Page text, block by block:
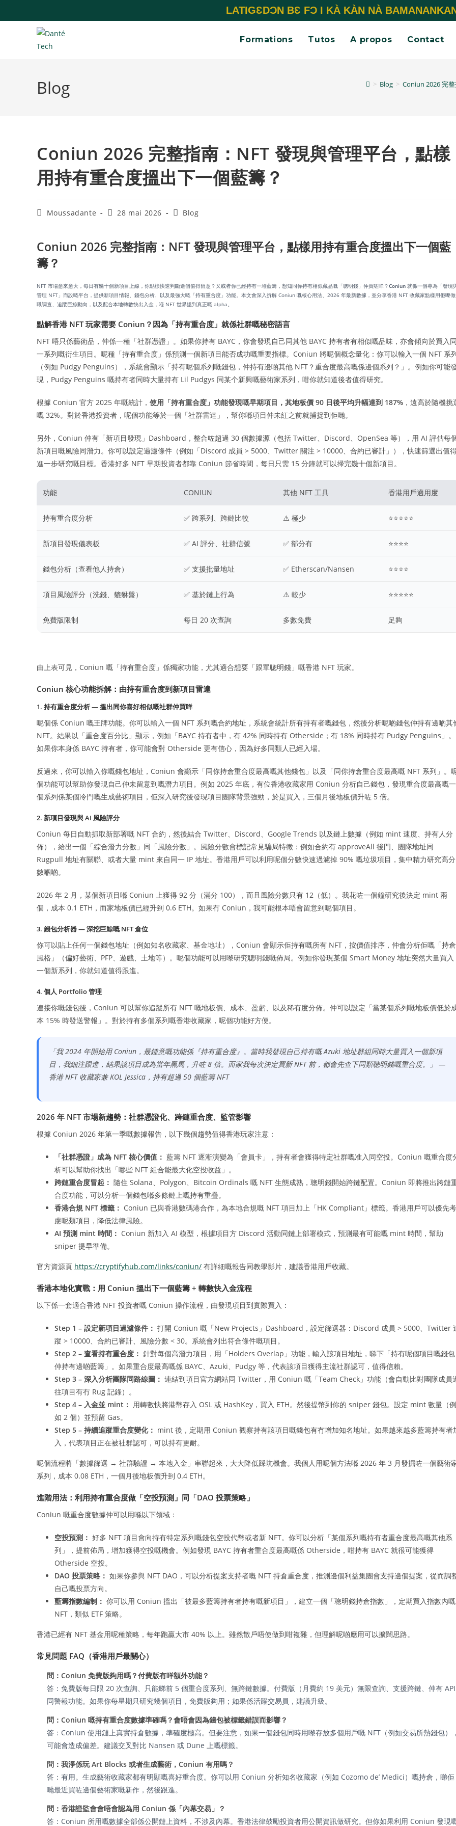
LATIGƐDƆN BƐ FƆ I KÀ KÀN NÀ
Formations Tutos A propos Contact
Blog > Blog > Coniun 2026 完
Coniun 2026 完整指南：NFT 發現與管理平台，點樣
用持有重合度搵出下一個藍籌？
Moussadante 28 mai 2026 Blog
Coniun 2026 完整指南：NFT 發現與管理平台，點樣用持有重合度搵出下一個藍
籌？
NFT 市場愈來愈大，每日有幾十個新項目上線，你點樣快速判斷邊個值得留意？又或者你已經持有一堆藍籌，想知同你持有相似藏品嘅「聰明錢」仲買咗咩？Coniun 就係一個專為「發現
管理 NFT」而設嘅平台，提供新項目情報、錢包分析、以及最強大嘅「持有重合度」功能。本文會深入拆解 Coniun 嘅核心用法、2026 年最新數據，並分享香港 NFT 收藏家點樣用佢嚟
職調查、追蹤巨鯨動向，以及配合本地轉數快出入金，喺 NFT 世界搵到真正嘅 alpha。
點解香港 NFT 玩家需要 Coniun？因為「持有重合度」就係社群嘅秘密語言
NFT 唔只係藝術品，仲係一種「社群憑證」。如果你持有 BAYC，你會發現自己同其他 BAYC 持有者有相似嘅品味，亦會傾向於買入
一系列嘅衍生項目。呢種「持有重合度」係預測一個新項目能否成功嘅重要指標。Coniun 將呢個概念量化：你可以輸入一個 NFT 系
（例如 Pudgy Penguins），系統會顯示「持有呢個系列嘅錢包，仲持有邊啲其他 NFT？重合度最高嘅係邊個系列？」。例如你可能
現，Pudgy Penguins 嘅持有者同時大量持有 Lil Pudgys 同某个新興嘅藝術家系列，咁你就知道後者值得研究。
根據 Coniun 官方 2025 年嘅統計， 使用「持有重合度」功能發現嘅早期項目，其地板價 90 日後平均升幅達到 187% ，遠高於隨機挑
嘅 32%。對於香港投資者，呢個功能等於一個「社群雷達」，幫你喺項目仲未紅之前就捕捉到佢哋。
另外，Coniun 仲有「新項目發現」Dashboard，整合咗超過 30 個數據源（包括 Twitter、Discord、OpenSea 等），用 AI 評估每
新項目嘅風險同潛力。你可以設定過濾條件（例如「Discord 成員 > 5000、Twitter 關注 > 10000、合約已審計」），快速篩選出值
進一步研究嘅目標。香港好多 NFT 早期投資者都靠 Coniun 節省時間，每日只需 15 分鐘就可以掃完幾十個新項目。
功能 CONIUN 其他 NFT 工具 香港用戶適用度
持有重合度分析 ✅ 跨系列、跨鏈比較 ⚠️ 極少 ⭐⭐⭐⭐⭐
新項目發現儀表板 ✅ AI 評分、社群信號 ✅ 部分有 ⭐⭐⭐⭐
錢包分析（查看他人持倉） ✅ 支援批量地址 ✅ Etherscan/Nansen ⭐⭐⭐⭐
項目風險評分（洗錢、貔貅盤） ✅ 基於鏈上行為 ⚠️ 較少 ⭐⭐⭐⭐⭐
免費版限制 每日 20 次查詢 多數免費 足夠
由上表可見，Coniun 嘅「持有重合度」係獨家功能，尤其適合想要「跟單聰明錢」嘅香港 NFT 玩家。
Coniun 核心功能拆解：由持有重合度到新項目雷達
1. 持有重合度分析 — 搵出同你喜好相似嘅社群仲買咩
呢個係 Coniun 嘅王牌功能。你可以輸入一個 NFT 系列嘅合約地址，系統會統計所有持有者嘅錢包，然後分析呢啲錢包仲持有邊啲其
NFT。結果以「重合度百分比」顯示，例如「BAYC 持有者中，有 42% 同時持有 Otherside；有 18% 同時持有 Pudgy Penguins」。
如果你本身係 BAYC 持有者，你可能會對 Otherside 更有信心，因為好多同類人已經入場。
反過來，你可以輸入你嘅錢包地址，Coniun 會顯示「同你持倉重合度最高嘅其他錢包」以及「同你持倉重合度最高嘅 NFT 系列」。
個功能可以幫助你發現自己仲未留意到嘅潛力項目。例如 2025 年底，有位香港收藏家用 Coniun 分析自己錢包，發現重合度最高嘅一
個系列係某個冷門嘅生成藝術項目，佢深入研究後發現項目團隊背景強勁，於是買入，三個月後地板價升咗 5 倍。
2. 新項目發現與 AI 風險評分
Coniun 每日自動抓取新部署嘅 NFT 合約，然後結合 Twitter、Discord、Google Trends 以及鏈上數據（例如 mint 速度、持有人分
佈），給出一個「綜合潛力分數」同「風險分數」。風險分數會標記常見騙局特徵：例如合約有 approveAll 後門、團隊地址同
Rugpull 地址有關聯、或者大量 mint 來自同一 IP 地址。香港用戶可以利用呢個分數快速過濾掉 90% 嘅垃圾項目，集中精力研究高分
數嗰啲。
2026 年 2 月，某個新項目喺 Coniun 上獲得 92 分（滿分 100），而且風險分數只有 12（低）。我花咗一個鐘研究後決定 mint 兩
個，成本 0.1 ETH，而家地板價已經升到 0.6 ETH。如果冇 Coniun，我可能根本唔會留意到呢個項目。
3. 錢包分析器 — 深挖巨鯨嘅 NFT 倉位
你可以貼上任何一個錢包地址（例如知名收藏家、基金地址），Coniun 會顯示佢持有嘅所有 NFT，按價值排序，仲會分析佢嘅「持倉
風格」（偏好藝術、PFP、遊戲、土地等）。呢個功能可以用嚟研究聰明錢嘅佈局。例如你發現某個 Smart Money 地址突然大量買入
一個新系列，你就知道值得跟進。
4. 個人 Portfolio 管理
連接你嘅錢包後，Coniun 可以幫你追蹤所有 NFT 嘅地板價、成本、盈虧、以及稀有度分佈。仲可以設定「當某個系列嘅地板價低於
本 15% 時發送警報」。對於持有多個系列嘅香港收藏家，呢個功能好方便。
「我 2024 年開始用 Coniun，最鍾意嘅功能係『持有重合度』。當時我發現自己持有嘅 Azuki 地址群組同時大量買入一個新項
目，我細注跟進，結果該項目成為當年黑馬，升咗 8 倍。而家我每次決定買新 NFT 前，都會先查下同類聰明錢嘅重合度。」 —
香港 NFT 收藏家兼 KOL Jessica，持有超過 50 個藍籌 NFT
2026 年 NFT 市場新趨勢：社群憑證化、跨鏈重合度、監管影響
根據 Coniun 2026 年第一季嘅數據報告，以下幾個趨勢值得香港玩家注意：
「社群憑證」成為 NFT 核心價值： 藍籌 NFT 逐漸演變為「會員卡」，持有者會獲得特定社群嘅准入同空投。Coniun 嘅重合度
析可以幫助你找出「哪些 NFT 組合能最大化空投收益」。
跨鏈重合度冒起： 隨住 Solana、Polygon、Bitcoin Ordinals 嘅 NFT 生態成熟，聰明錢開始跨鏈配置。Coniun 即將推出跨鏈
合度功能，可以分析一個錢包喺多條鏈上嘅持有重疊。
香港合規 NFT 標籤： Coniun 已與香港數碼港合作，為本地合規嘅 NFT 項目加上「HK Compliant」標籤。香港用戶可以優先考
慮呢類項目，降低法律風險。
AI 預測 mint 時間： Coniun 新加入 AI 模型，根據項目方 Discord 活動同鏈上部署模式，預測最有可能嘅 mint 時間，幫助
sniper 提早準備。
官方資源頁 https://cryptifyhub.com/links/coniun/ 有詳細嘅報告同教學影片，建議香港用戶收藏。
香港本地化實戰：用 Coniun 搵出下一個藍籌 + 轉數快入金流程
以下係一套適合香港 NFT 投資者嘅 Coniun 操作流程，由發現項目到實際買入：
Step 1 – 設定新項目過濾條件： 打開 Coniun 嘅「New Projects」Dashboard，設定篩選器：Discord 成員 > 5000、Twitter
蹤 > 10000、合約已審計、風險分數 < 30。系統會列出符合條件嘅項目。
Step 2 – 查看持有重合度： 針對每個高潛力項目，用「Holders Overlap」功能，輸入該項目地址，睇下「持有呢個項目嘅錢包
仲持有邊啲藍籌」。如果重合度最高嘅係 BAYC、Azuki、Pudgy 等，代表該項目獲得主流社群認可，值得信賴。
Step 3 – 深入分析團隊同路線圖： 連結到項目官方網站同 Twitter，用 Coniun 嘅「Team Check」功能（會自動比對團隊成員
往項目有冇 Rug 記錄）。
Step 4 – 入金並 mint： 用轉數快將港幣存入 OSL 或 HashKey，買入 ETH。然後提幣到你的 sniper 錢包。設定 mint 數量（例
如 2 個）並預留 Gas。
Step 5 – 持續追蹤重合度變化： mint 後，定期用 Coniun 觀察持有該項目嘅錢包有冇增加知名地址。如果越來越多藍籌持有者
入，代表項目正在被社群認可，可以持有更耐。
呢個流程將「數據篩選 → 社群驗證 → 本地入金」串聯起來，大大降低踩坑機會。我個人用呢個方法喺 2026 年 3 月發掘咗一個藝術
系列，成本 0.08 ETH，一個月後地板價升到 0.4 ETH。
進階用法：利用持有重合度做「空投預測」同「DAO 投票策略」
Coniun 嘅重合度數據仲可以用喺以下領域：
空投預測： 好多 NFT 項目會向持有特定系列嘅錢包空投代幣或者新 NFT。你可以分析「某個系列嘅持有者重合度最高嘅其他系
列」，提前佈局，增加獲得空投嘅機會。例如發現 BAYC 持有者重合度最高嘅係 Otherside，咁持有 BAYC 就很可能獲得
Otherside 空投。
DAO 投票策略： 如果你參與 NFT DAO，可以分析提案支持者嘅 NFT 持倉重合度，推測邊個利益集團會支持邊個提案，從而調
自己嘅投票方向。
藍籌指數編制： 你可以用 Coniun 搵出「被最多藍籌持有者持有嘅新項目」，建立一個「聰明錢持倉指數」，定期買入指數內嘅
NFT，類似 ETF 策略。
香港已經有 NFT 基金用呢種策略，每年跑贏大市 40% 以上。雖然散戶唔使做到咁複雜，但理解呢啲應用可以擴闊思路。
常見問題 FAQ（香港用戶最關心）
問：Coniun 免費版夠用嗎？付費版有咩額外功能？
答：免費版每日限 20 次查詢、只能睇前 5 個重合度系列、無跨鏈數據。付費版（月費約 19 美元）無限查詢、支援跨鏈、仲有 API
同警報功能。如果你每星期只研究幾個項目，免費版夠用；如果係活躍交易員，建議升級。
問：Coniun 嘅持有重合度數據準確嗎？會唔會因為錢包被標籤錯誤而影響？
答：Coniun 使用鏈上真實持倉數據，準確度極高。但要注意，如果一個錢包同時用嚟存放多個用戶嘅 NFT（例如交易所熱錢包）
可能會造成偏差。建議交叉對比 Nansen 或 Dune 上嘅標籤。
問：我淨係玩 Art Blocks 或者生成藝術，Coniun 有用嗎？
答：有用。生成藝術收藏家都有明顯嘅喜好重合度。你可以用 Coniun 分析知名收藏家（例如 Cozomo de’ Medici）嘅持倉，睇佢
哋最近買咗邊個藝術家嘅新作，然後跟進。
問：香港證監會會唔會認為用 Coniun 係「內幕交易」？
答：Coniun 所用嘅數據全部係公開鏈上資料，不涉及內幕。香港法律鼓勵投資者用公開資訊做研究。但你如果利用 Coniun 發現